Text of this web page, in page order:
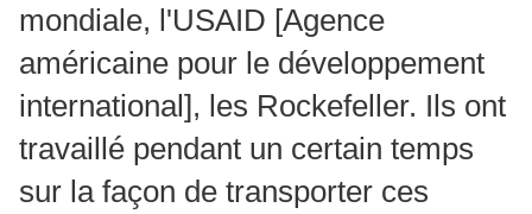
mondiale, l'USAID [Agence
américaine pour le développement
international], les Rockefeller. Ils ont
travaillé pendant un certain temps
sur la façon de transporter ces